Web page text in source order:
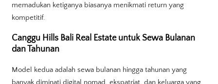
memadukan ketiganya biasanya menikmati return yang
kompetitif.
Canggu Hills Bali Real Estate untuk Sewa Bulanan
dan Tahunan
Model kedua adalah sewa bulanan hingga tahunan yang
banyak diminati digital nomad, ekspatriat, dan keluarga yang